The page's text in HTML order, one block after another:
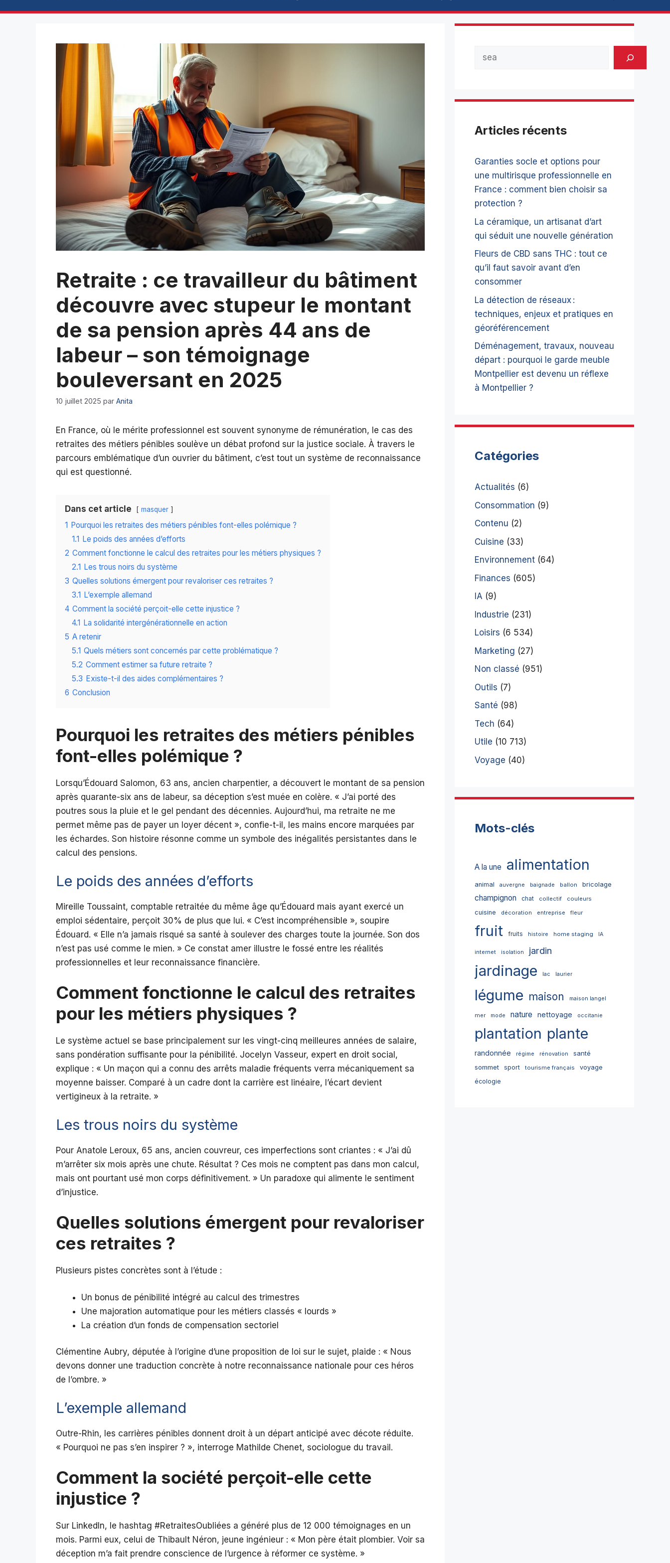
Retraite : ce travailleur du bâtiment
découvre avec stupeur le montant
de sa pension après 44 ans de
labeur – son témoignage
bouleversant en 2025
10 juillet 2025 par Anita
En France, où le mérite professionnel est souvent synonyme de rémunération, le cas des
retraites des métiers pénibles soulève un débat profond sur la justice sociale. À travers le
parcours emblématique d’un ouvrier du bâtiment, c’est tout un système de reconnaissance
qui est questionné.
Dans cet article masquer
1 Pourquoi les retraites des métiers pénibles font-elles polémique ?
1.1 Le poids des années d’efforts
2 Comment fonctionne le calcul des retraites pour les métiers physiques ?
2.1 Les trous noirs du système
3 Quelles solutions émergent pour revaloriser ces retraites ?
3.1 L’exemple allemand
4 Comment la société perçoit-elle cette injustice ?
4.1 La solidarité intergénérationnelle en action
5 A retenir
5.1 Quels métiers sont concernés par cette problématique ?
5.2 Comment estimer sa future retraite ?
5.3 Existe-t-il des aides complémentaires ?
6 Conclusion
Pourquoi les retraites des métiers pénibles
font-elles polémique ?
Lorsqu’Édouard Salomon, 63 ans, ancien charpentier, a découvert le montant de sa pension
après quarante-six ans de labeur, sa déception s’est muée en colère. « J’ai porté des
poutres sous la pluie et le gel pendant des décennies. Aujourd’hui, ma retraite ne me
permet même pas de payer un loyer décent », confie-t-il, les mains encore marquées par
les échardes. Son histoire résonne comme un symbole des inégalités persistantes dans le
calcul des pensions.
Le poids des années d’efforts
Mireille Toussaint, comptable retraitée du même âge qu’Édouard mais ayant exercé un
emploi sédentaire, perçoit 30% de plus que lui. « C’est incompréhensible », soupire
Édouard. « Elle n’a jamais risqué sa santé à soulever des charges toute la journée. Son dos
n’est pas usé comme le mien. » Ce constat amer illustre le fossé entre les réalités
professionnelles et leur reconnaissance financière.
Comment fonctionne le calcul des retraites
pour les métiers physiques ?
Le système actuel se base principalement sur les vingt-cinq meilleures années de salaire,
sans pondération suffisante pour la pénibilité. Jocelyn Vasseur, expert en droit social,
explique : « Un maçon qui a connu des arrêts maladie fréquents verra mécaniquement sa
moyenne baisser. Comparé à un cadre dont la carrière est linéaire, l’écart devient
vertigineux à la retraite. »
Les trous noirs du système
Pour Anatole Leroux, 65 ans, ancien couvreur, ces imperfections sont criantes : « J’ai dû
m’arrêter six mois après une chute. Résultat ? Ces mois ne comptent pas dans mon calcul,
mais ont pourtant usé mon corps définitivement. » Un paradoxe qui alimente le sentiment
d’injustice.
Quelles solutions émergent pour revaloriser
ces retraites ?
Plusieurs pistes concrètes sont à l’étude :
Un bonus de pénibilité intégré au calcul des trimestres
Une majoration automatique pour les métiers classés « lourds »
La création d’un fonds de compensation sectoriel
Clémentine Aubry, députée à l’origine d’une proposition de loi sur le sujet, plaide : « Nous
devons donner une traduction concrète à notre reconnaissance nationale pour ces héros
de l’ombre. »
L’exemple allemand
Outre-Rhin, les carrières pénibles donnent droit à un départ anticipé avec décote réduite.
« Pourquoi ne pas s’en inspirer ? », interroge Mathilde Chenet, sociologue du travail.
Comment la société perçoit-elle cette
injustice ?
Sur LinkedIn, le hashtag #RetraitesOubliées a généré plus de 12 000 témoignages en un
mois. Parmi eux, celui de Thibault Néron, jeune ingénieur : « Mon père était plombier. Voir sa
déception m’a fait prendre conscience de l’urgence à réformer ce système. »
Articles récents
Garanties socle et options pour
une multirisque professionnelle en
France : comment bien choisir sa
protection ?
La céramique, un artisanat d’art
qui séduit une nouvelle génération
Fleurs de CBD sans THC : tout ce
qu’il faut savoir avant d’en
consommer
La détection de réseaux :
techniques, enjeux et pratiques en
géoréférencement
Déménagement, travaux, nouveau
départ : pourquoi le garde meuble
Montpellier est devenu un réflexe
à Montpellier ?
Catégories
Actualités (6)
Consommation (9)
Contenu (2)
Cuisine (33)
Environnement (64)
Finances (605)
IA (9)
Industrie (231)
Loisirs (6 534)
Marketing (27)
Non classé (951)
Outils (7)
Santé (98)
Tech (64)
Utile (10 713)
Voyage (40)
Mots-clés
A la une alimentation
animal auvergne baignade ballon bricolage
champignon chat collectif couleurs
cuisine décoration entreprise fleur
fruit fruits histoire home staging IA
internet isolation jardin
jardinage lac laurier
légume maison maison langel
mer mode nature nettoyage occitanie
plantation plante
randonnée régime rénovation
santé
sommet
sport tourisme français
voyage
écologie